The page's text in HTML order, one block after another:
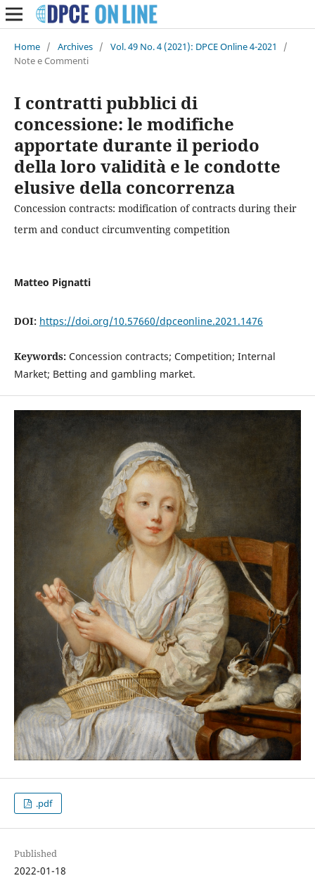
Home / Archives / Vol. 49 No. 4 (2021): DPCE Online 4-2021
/
Note e Commenti
I contratti pubblici di
concessione: le modifiche
apportate durante il periodo
della loro validità e le condotte
elusive della concorrenza
Concession contracts: modification of contracts during their
term and conduct circumventing competition
Matteo Pignatti
DOI: https://doi.org/10.57660/dpceonline.2021.1476
Keywords: Concession contracts; Competition; Internal
Market; Betting and gambling market.
.pdf
Published
2022-01-18